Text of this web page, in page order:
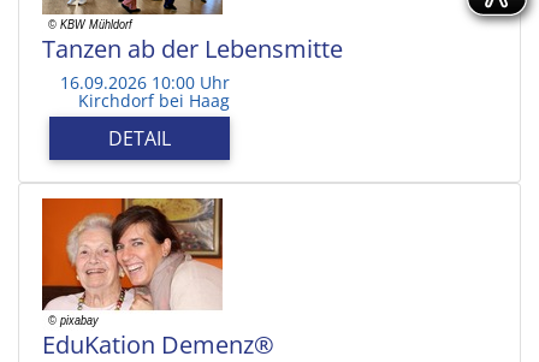
Tanzen ab der Lebensmitte
16.09.2026 10:00 Uhr
Kirchdorf bei Haag
DETAIL
EduKation Demenz®